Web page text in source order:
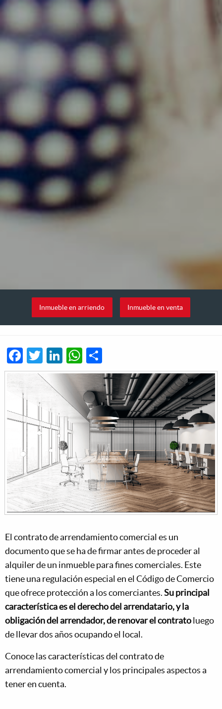
Inmueble en arriendo Inmueble en venta
Facebook
Twitter
LinkedIn
WhatsApp
El contrato de arrendamiento comercial es un
documento que se ha de firmar antes de proceder al
alquiler de un inmueble para fines comerciales. Este
tiene una regulación especial en el Código de Comercio
que ofrece protección a los comerciantes. Su principal
característica es el derecho del arrendatario, y la
obligación del arrendador, de renovar el contrato luego
de llevar dos años ocupando el local.
Conoce las características del contrato de
arrendamiento comercial y los principales aspectos a
tener en cuenta.